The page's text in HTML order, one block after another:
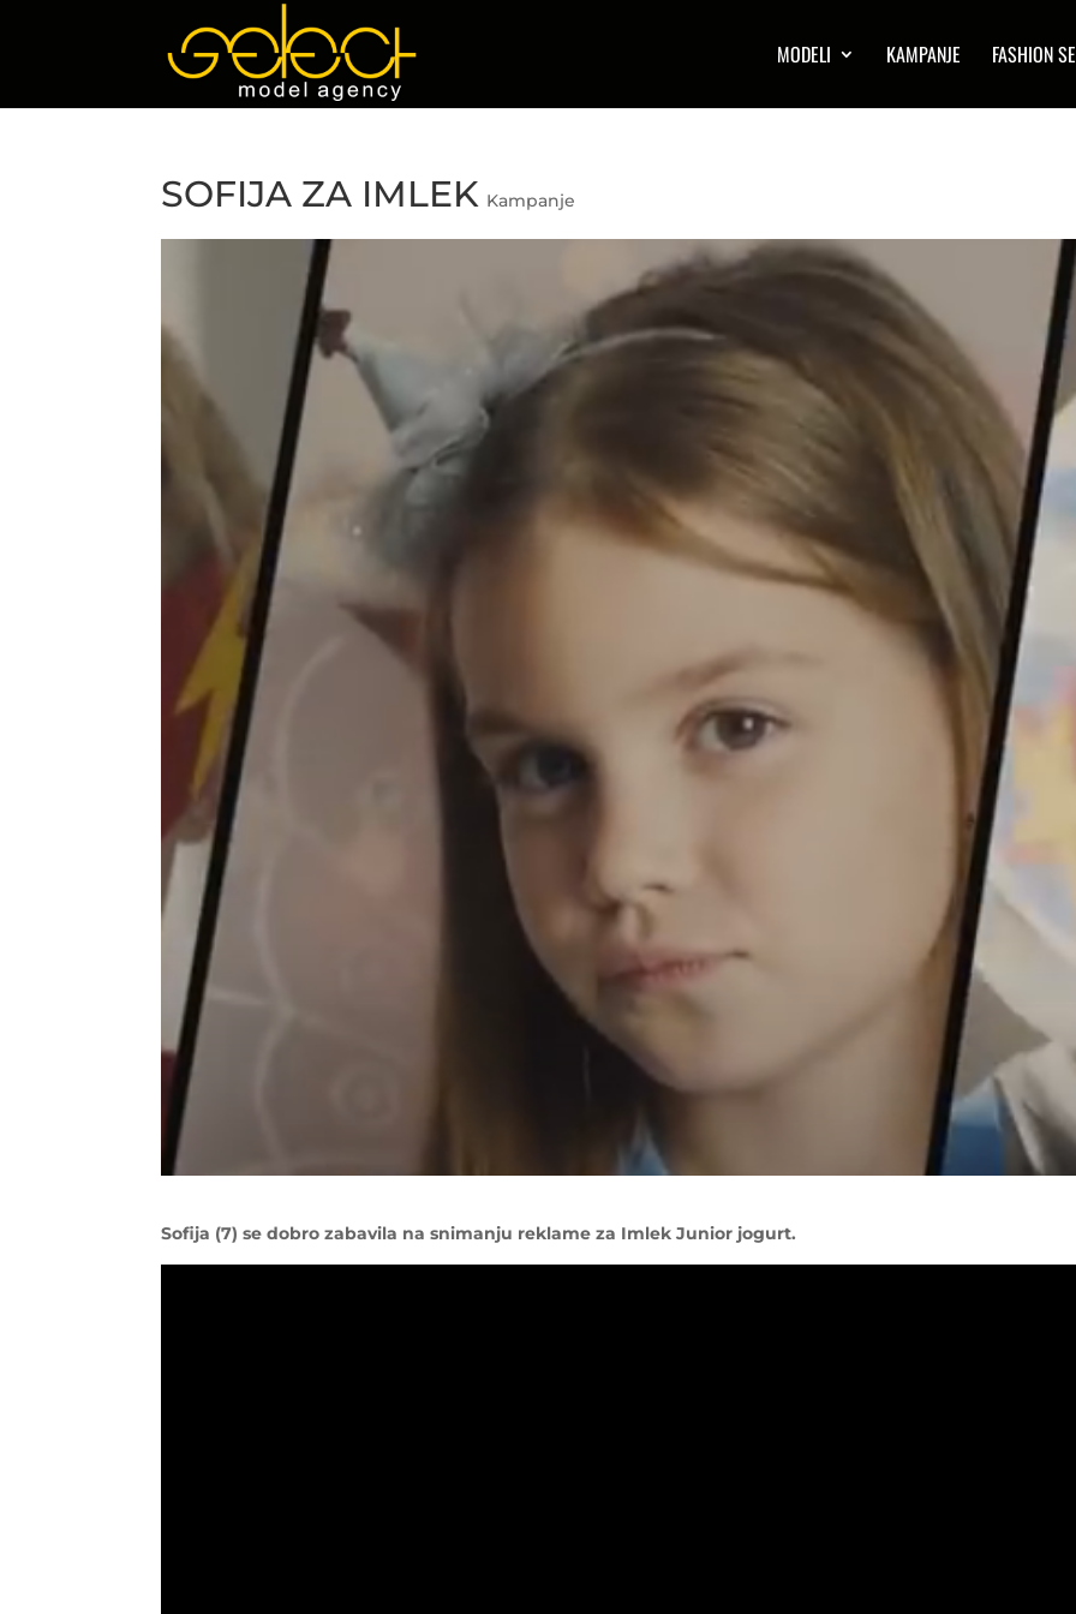
MODELI KAMPANJE FASHION
SOFIJA ZA IMLEK Kampanje
Sofija (7) se dobro zabavila na snimanju reklame za Imlek Junior jogurt.